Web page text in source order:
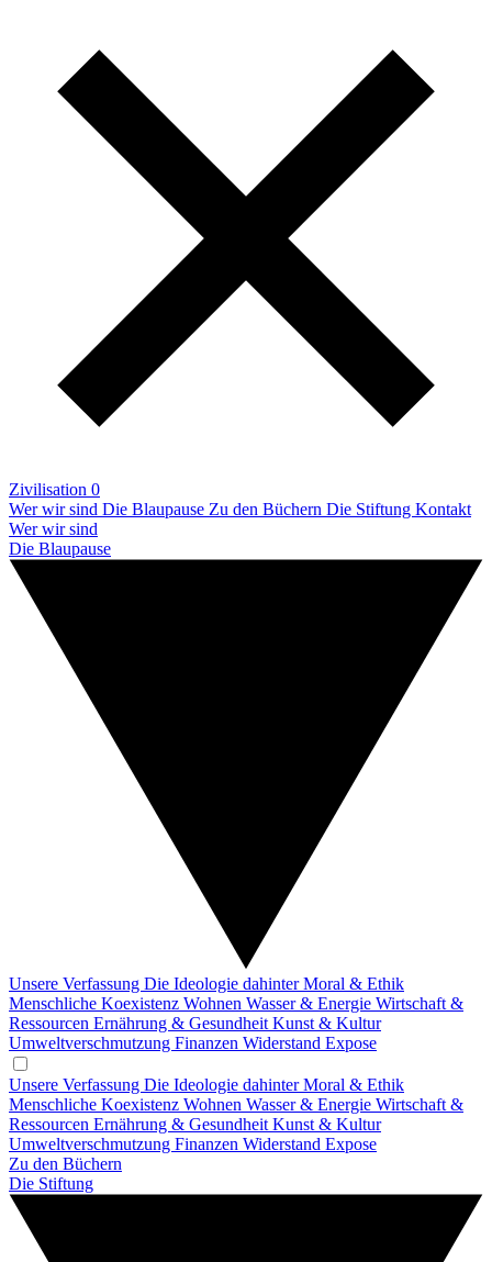
Zivilisation 0
Wer wir sind Die Blaupause Zu den Büchern Die Stiftung Kontakt
Wer wir sind
Die Blaupause
Unsere Verfassung Die Ideologie dahinterMoral & Ethik
Menschliche Koexistenz Wohnen Wasser & Energie Wirtschaft &
Ressourcen Ernährung & Gesundheit Kunst & Kultur
Umweltverschmutzung Finanzen Widerstand Expose
Unsere Verfassung Die Ideologie dahinterMoral & Ethik
Menschliche Koexistenz Wohnen Wasser & Energie Wirtschaft &
Ressourcen Ernährung & Gesundheit Kunst & Kultur
Umweltverschmutzung Finanzen Widerstand Expose
Zu den Büchern
Die Stiftung